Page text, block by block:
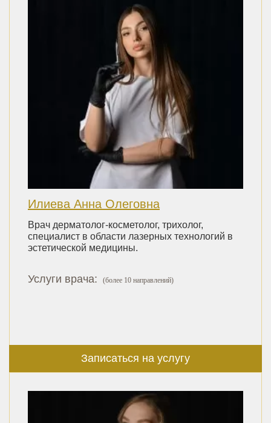
Илиева Анна Олеговна
Врач дерматолог-косметолог, трихолог,
специалист в области лазерных технологий в
эстетической медицины.
Услуги врача: (более 10 направлений)
Записаться на услугу